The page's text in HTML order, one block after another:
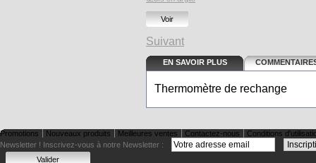
Voir
Suivant
EN SAVOIR PLUS
Thermomètre de rechange
Promotions Nouveaux produits Meilleures ventes Contactez-nous
Conditions
Newsletter ! Inscrivez-vous à notre Newsletter :